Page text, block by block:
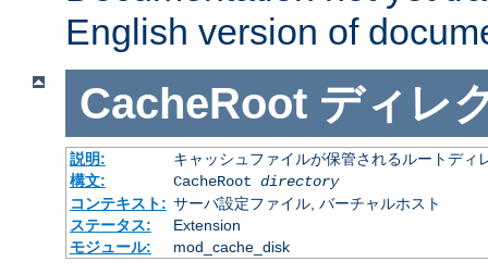
English version of
CacheRoot ディレ
説明:
キャッシュファイルが保管されるルートディ
構文:
CacheRoot directory
コンテキスト: サーバ設定ファイル, バーチャルホスト
ステータス:
Extension
モジュール:
mod_cache_disk